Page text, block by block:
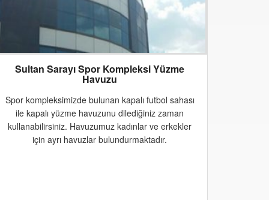
Sultan Sarayı Spor Kompleksi Yüzme
Havuzu
Spor kompleksimizde bulunan kapalı futbol sahası
ile kapalı yüzme havuzunu dilediğiniz zaman
kullanabilirsiniz. Havuzumuz kadınlar ve erkekler
için ayrı havuzlar bulundurmaktadır.